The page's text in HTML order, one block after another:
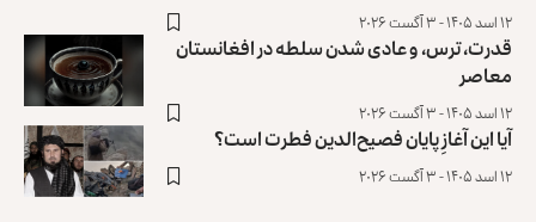
۱۲ اسد ۱۴۰۵ - ۳ آگست ۲۰۲۶
قدرت، ترس، و عادی ‌شدن سلطه در افغانستان
معاصر
۱۲ اسد ۱۴۰۵ - ۳ آگست ۲۰۲۶
آیا این آغازِ پایان فصیح‌الدین فطرت است؟
۱۲ اسد ۱۴۰۵ - ۳ آگست ۲۰۲۶